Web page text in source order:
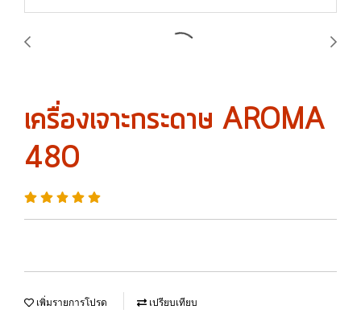
เครื่องเจาะกระดาษ AROMA
480
เพิ่มรายการโปรด เปรียบเทียบ